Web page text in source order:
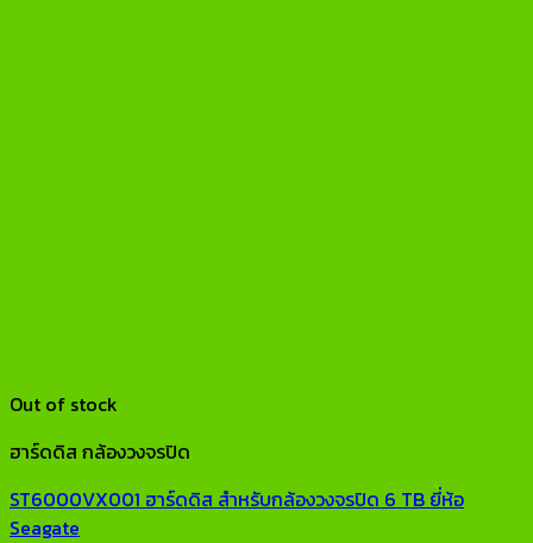
Out of stock
ฮาร์ดดิส กล้องวงจรปิด
ST6000VX001 ฮาร์ดดิส สำหรับกล้องวงจรปิด 6 TB ยี่ห้อ
Seagate